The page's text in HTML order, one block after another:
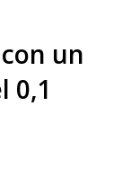
un
0,1